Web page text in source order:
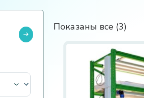
Показаны все (3)